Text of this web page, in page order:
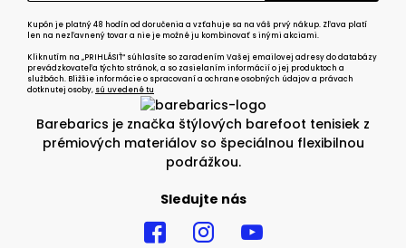
Barebarics je značka štýlových barefoot tenisiek z
prémiových materiálov so špeciálnou flexibilnou
podrážkou.
Sledujte nás
Kupón je platný 48 hodín od doručenia a vzťahuje sa na váš prvý nákup. Zľava platí
len na nezľavnený tovar a nie je možné ju kombinovať s inými akciami.
Kliknutím na „PRIHLÁSIŤ“ súhlasíte so zaradením Vašej emailovej adresy do databázy
prevádzkovateľa týchto stránok, a so zasielaním informácií o jej produktoch a
službách. Bližšie informácie o spracovaní a ochrane osobných údajov a právach
dotknutej osoby, sú uvedené tu